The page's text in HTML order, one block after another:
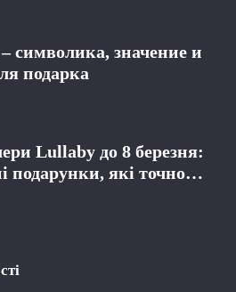
– символика, значение и
подарка
Lullaby до 8 березня:
подарунки, які точно
для батька хлопця
й нові фото
Blanche
та актуальні новини